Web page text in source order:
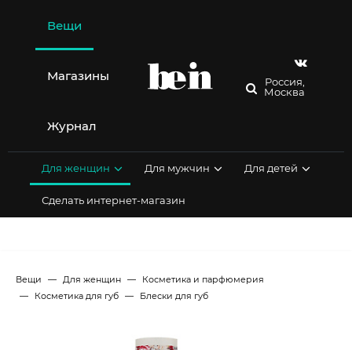
содержимому
Вещи
Магазины
Журнал
Россия,
Москва
Для женщин Для мужчин Для детей
Сделать интернет-магазин
Вещи Для женщин
Косметика и парфюмерия
Косметика для губ
Блески для губ